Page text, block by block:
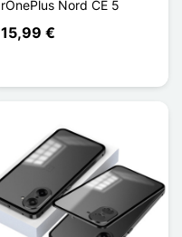
rOnePlus Nord CE 5
15,99 €